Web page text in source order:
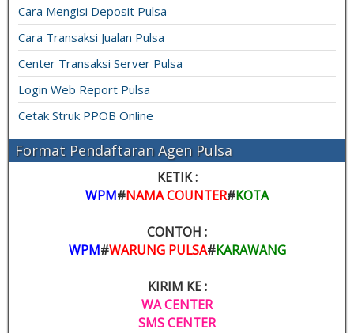
Cara Mengisi Deposit Pulsa
Cara Transaksi Jualan Pulsa
Center Transaksi Server Pulsa
Login Web Report Pulsa
Cetak Struk PPOB Online
Format Pendaftaran Agen Pulsa
KETIK :
WPM#NAMA COUNTER#KOTA
CONTOH :
WPM#WARUNG PULSA#KARAWANG
KIRIM KE :
WA CENTER
SMS CENTER